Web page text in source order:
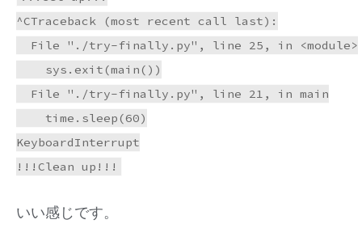
^CTraceback (most recent call last):
  File "./try-finally.py", line 25, in <module>
    sys.exit(main())
  File "./try-finally.py", line 21, in main
    time.sleep(60)
KeyboardInterrupt
いい感じです。